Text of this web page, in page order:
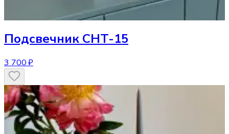
Подсвечник CHT-15
3 700 ₽